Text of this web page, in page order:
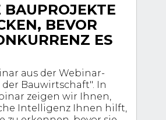
BAUPROJEKTE
BEVOR
ES
aus der Webinar-
der Bauwirtschaft". In
zeigen wir Ihnen,
Intelligenz Ihnen hilft,